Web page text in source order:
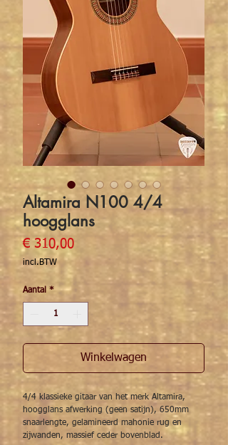
Altamira N100 4/4
hoogglans
€ 310,00Prijs
incl.BTW
Aantal *
Winkelwagen
4/4 klassieke gitaar van het merk Altamira,
hoogglans afwerking (geen satijn), 650mm
snaarlengte, gelamineerd mahonie rug en
zijwanden, massief ceder bovenblad.